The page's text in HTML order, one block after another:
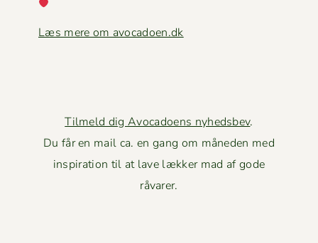
Læs mere om avocadoen.dk
Tilmeld dig Avocadoens nyhedsbev.
Du får en mail ca. en gang om måneden med
inspiration til at lave lækker mad af gode
råvarer.